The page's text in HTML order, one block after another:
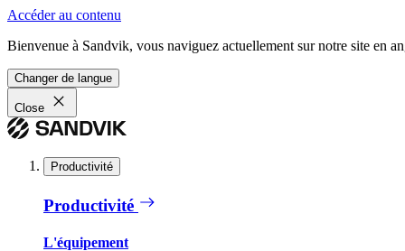
Accéder au contenu
Bienvenue à Sandvik, vous naviguez actuellement sur notre site en
Changer de langue
Close
Productivité
Productivité
L'équipement